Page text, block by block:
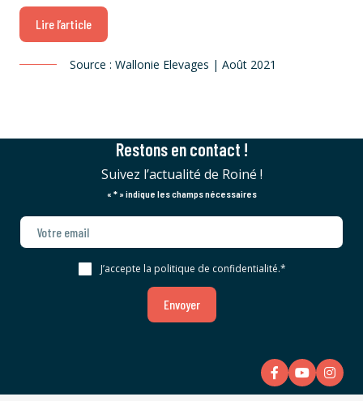
Lire l’article
Source : Wallonie Elevages | Août 2021
Restons en contact !
Suivez l’actualité de Roiné !
« *» indique les champs nécessaires
J’accepte la politique de confidentialité.*
Envoyer